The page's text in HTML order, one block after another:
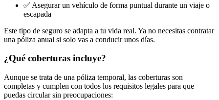
✅ Asegurar un vehículo de forma puntual durante un viaje o
escapada
Este tipo de seguro se adapta a tu vida real. Ya no necesitas contratar
una póliza anual si solo vas a conducir unos días.
¿Qué coberturas incluye?
Aunque se trata de una póliza temporal, las coberturas son
completas y cumplen con todos los requisitos legales para que
puedas circular sin preocupaciones: